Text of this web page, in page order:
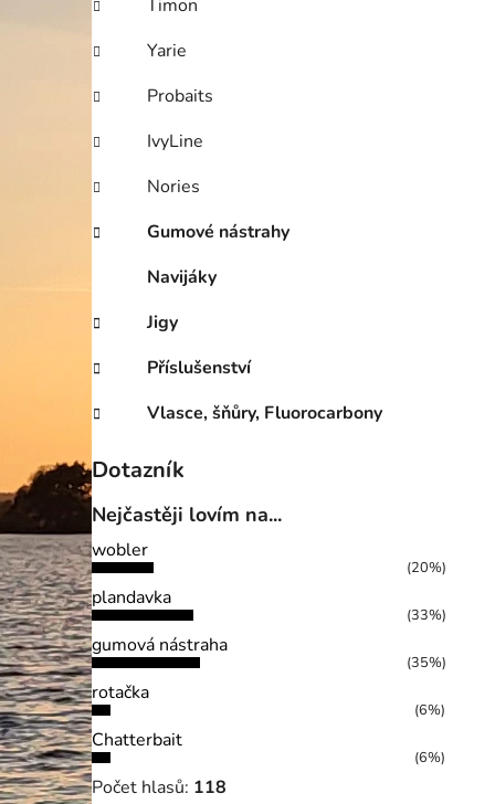
Timon
Yarie
Probaits
IvyLine
Nories
Gumové nástrahy
Navijáky
Jigy
Příslušenství
Vlasce, šňůry, Fluorocarbony
Dotazník
Nejčastěji lovím na...
wobler
(20%)
plandavka
(33%)
gumová nástraha
(35%)
rotačka
(6%)
Chatterbait
(6%)
Počet hlasů: 118